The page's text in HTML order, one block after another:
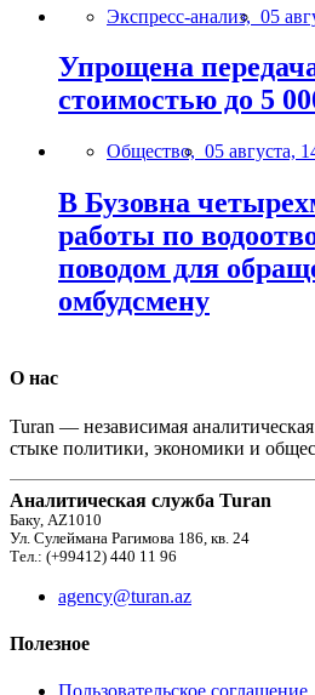
Экспресс-анализ, 05
Упрощена
стоимостью до 5
Общество, 05 августа,
В Бузовна
работы по
поводом для
омбудсмену
О нас
Turan — независимая
стыке политики, экономики и
Аналитическая служба Turan
Баку, AZ1010
Ул. Сулеймана Рагимова 186, кв. 24
Тел.: (+99412) 440 11 96
agency@turan.az
Полезное